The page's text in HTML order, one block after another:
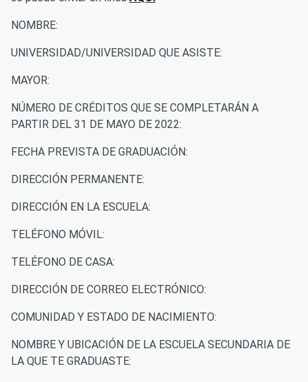
NOMBRE:
UNIVERSIDAD/UNIVERSIDAD QUE ASISTE:
MAYOR:
NÚMERO DE CRÉDITOS QUE SE COMPLETARÁN A
PARTIR DEL 31 DE MAYO DE 2022:
FECHA PREVISTA DE GRADUACIÓN:
DIRECCIÓN PERMANENTE:
DIRECCIÓN EN LA ESCUELA:
TELÉFONO MÓVIL:
TELÉFONO DE CASA:
DIRECCIÓN DE CORREO ELECTRÓNICO:
COMUNIDAD Y ESTADO DE NACIMIENTO:
NOMBRE Y UBICACIÓN DE LA ESCUELA SECUNDARIA DE
LA QUE TE GRADUASTE: